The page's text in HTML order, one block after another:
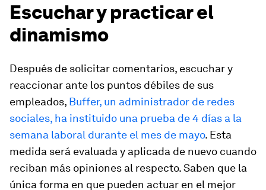
Escuchar y practicar el
dinamismo
Después de solicitar comentarios, escuchar y
reaccionar ante los puntos débiles de sus
empleados, Buffer, un administrador de redes
sociales, ha instituido una prueba de 4 días a la
semana laboral durante el mes de mayo. Esta
medida será evaluada y aplicada de nuevo cuando
reciban más opiniones al respecto. Saben que la
única forma en que pueden actuar en el mejor